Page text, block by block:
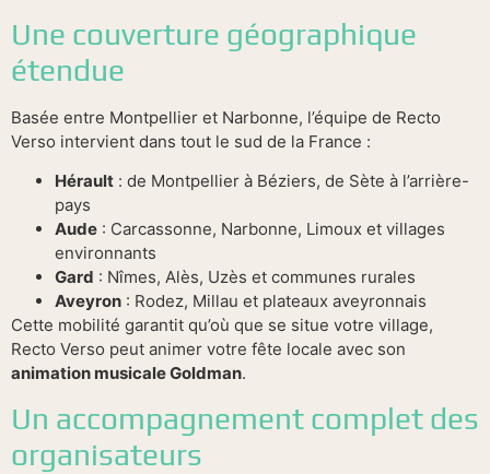
Une couverture géographique
étendue
Basée entre Montpellier et Narbonne, l’équipe de Recto
Verso intervient dans tout le sud de la France :
Hérault : de Montpellier à Béziers, de Sète à l’arrière-
pays
Aude : Carcassonne, Narbonne, Limoux et villages
environnants
Gard : Nîmes, Alès, Uzès et communes rurales
Aveyron : Rodez, Millau et plateaux aveyronnais
Cette mobilité garantit qu’où que se situe votre village,
Recto Verso peut animer votre fête locale avec son
animation musicale Goldman.
Un accompagnement complet des
organisateurs